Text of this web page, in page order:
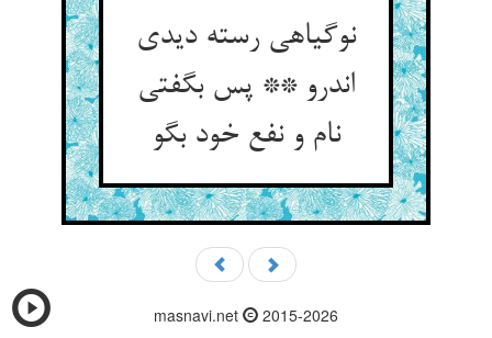
نوگیاهی رسته دیدی
اندرو ** پس بگفتی
نام و نفع خود بگو
masnavi.net 2015-2026